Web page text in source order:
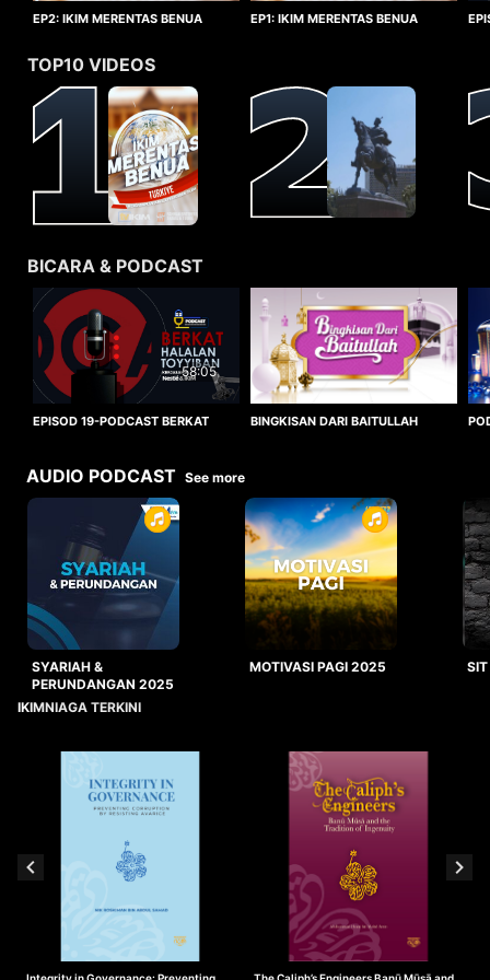
EP2: IKIM MERENTAS BENUA
EP1: IKIM MERENTAS BENUA
TOP10 VIDEOS
BICARA & PODCAST
58:05
EPISOD 19-PODCAST BERKAT
BINGKISAN DARI BAITULLAH
AUDIO PODCAST See more
SYARIAH &
PERUNDANGAN 2025
MOTIVASI PAGI 2025
IKIMNIAGA TERKINI